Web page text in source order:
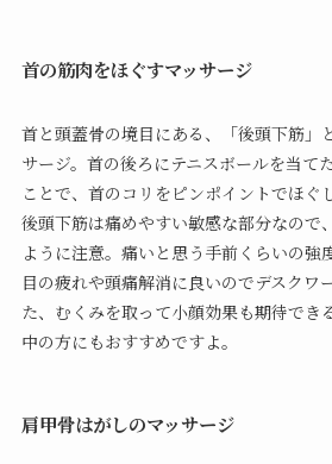
首の筋肉をほぐすマッサージ
首と頭蓋骨の境目にある、「後頭下筋」
サージ。首の後ろにテニスボールを当て
ことで、首のコリをピンポイントでほぐ
後頭下筋は痛めやすい敏感な部分なので
ように注意。痛いと思う手前くらいの強
目の疲れや頭痛解消に良いのでデスクワ
た、むくみを取って小顔効果も期待でき
中の方にもおすすめですよ。
肩甲骨はがしのマッサージ